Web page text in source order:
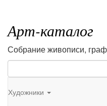
Арт-каталог
Собрание живописи,
Художники